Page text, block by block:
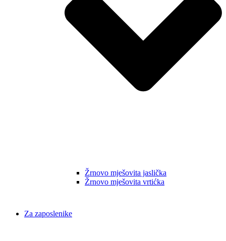
Žrnovo mješovita jaslička
Žrnovo mješovita vrtićka
Za zaposlenike